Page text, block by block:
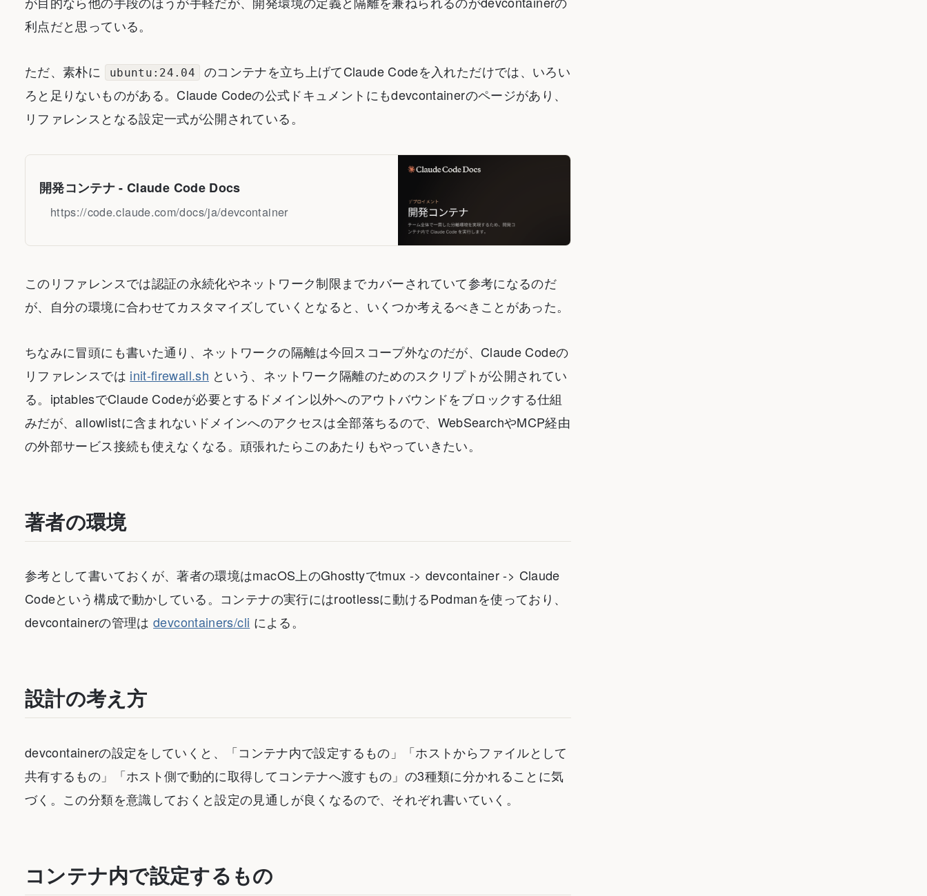
利点だと思っている。
ただ、素朴に ubuntu:24.04
のコンテナを立ち上げてClaude Codeを入れただけでは、いろい
ろと足りないものがある。Claude Codeの公式ドキュメントにもdevcontainerのページがあり、
リファレンスとなる設定一式が公開されている。
開発コンテナ - Claude Code Docs
https://code.claude.com/docs/ja/devcontainer
このリファレンスでは認証の永続化やネットワーク制限までカバーされていて参考になるのだ
が、自分の環境に合わせてカスタマイズしていくとなると、いくつか考えるべきことがあった。
ちなみに冒頭にも書いた通り、ネットワークの隔離は今回スコープ外なのだが、Claude Codeの
リファレンスでは init-firewall.sh という、ネットワーク隔離のためのスクリプトが公開されてい
る。iptablesでClaude Codeが必要とするドメイン以外へのアウトバウンドをブロックする仕組
みだが、allowlistに含まれないドメインへのアクセスは全部落ちるので、WebSearchやMCP経由
の外部サービス接続も使えなくなる。頑張れたらこのあたりもやっていきたい。
著者の環境
参考として書いておくが、著者の環境はmacOS上のGhosttyでtmux -> devcontainer -> Claude
Codeという構成で動かしている。コンテナの実行にはrootlessに動けるPodmanを使っており、
devcontainerの管理はdevcontainers/cli による。
設計の考え方
devcontainerの設定をしていくと、「コンテナ内で設定するもの」「ホストからファイルとして
共有するもの」「ホスト側で動的に取得してコンテナへ渡すもの」の3種類に分かれることに気
づく。この分類を意識しておくと設定の見通しが良くなるので、それぞれ書いていく。
コンテナ内で設定するもの